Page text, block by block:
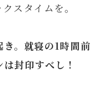
スタイムを。
。就寝の1時間前
封印すべし！